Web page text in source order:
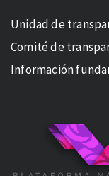
Unidad de
Comité de
Información